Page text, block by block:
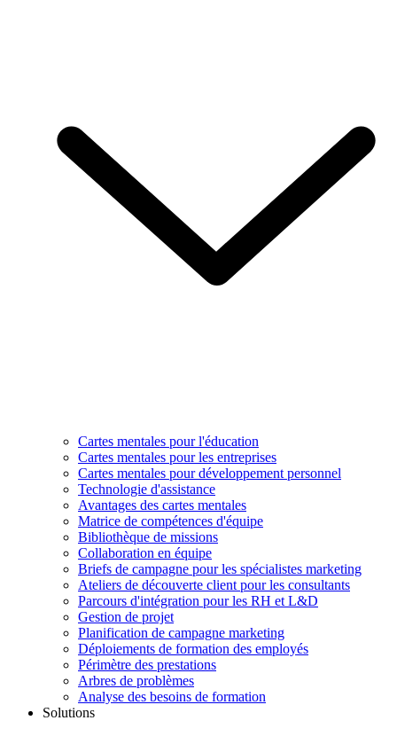
Cartes mentales pour l'éducation
Cartes mentales pour les entreprises
Cartes mentales pour développement personnel
Technologie d'assistance
Avantages des cartes mentales
Matrice de compétences d'équipe
Bibliothèque de missions
Collaboration en équipe
Briefs de campagne pour les spécialistes marketing
Ateliers de découverte client pour les consultants
Parcours d'intégration pour les RH et L&D
Gestion de projet
Planification de campagne marketing
Déploiements de formation des employés
Périmètre des prestations
Arbres de problèmes
Analyse des besoins de formation
Solutions